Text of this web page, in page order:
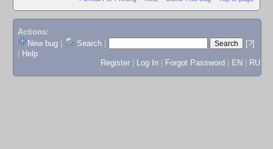
Actions:
New bug
Search
[?]
Help
Register
Log In Forgot Password EN RU